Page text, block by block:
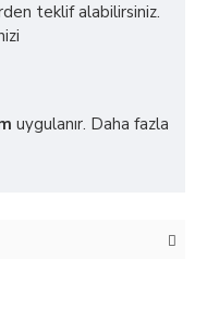
teklif alabilirsiniz.
uygulanır. Daha fazla